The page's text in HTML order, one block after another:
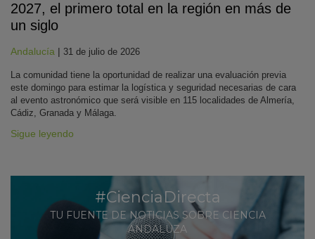
2027, el primero total en la región en más de
un siglo
Andalucía | 31 de julio de 2026
La comunidad tiene la oportunidad de realizar una evaluación previa
este domingo para estimar la logística y seguridad necesarias de cara
al evento astronómico que será visible en 115 localidades de Almería,
Cádiz, Granada y Málaga.
Sigue leyendo
#CienciaDirecta
TU FUENTE DE NOTICIAS SOBRE CIENCIA
ANDALUZA